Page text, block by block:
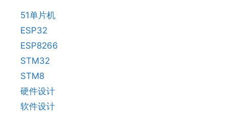
51单片机
ESP32
ESP8266
STM32
STM8
硬件设计
软件设计